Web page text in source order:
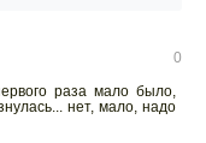
0
раза мало было,
нет, мало, надо